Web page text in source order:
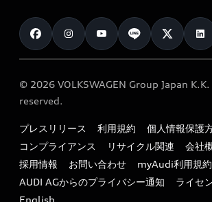
カタログ一覧
車検 / 定期点検
e-tronアフターサポート
myAudi
クオリティ
保証
メンテナンス
ファイナンス
キャンペーン / イベント
買取査定
お知らせ
オーナー様向けキャンペーン
特定整備適用車一覧
リサイクル法
よくある質問（FAQ）
© 2026 VOLKSWAGEN Group Japan
reserved.
プレスリリース 利用規約
個人情報保護
コンプライアンス
リサイクル関連
会社
採用情報
お問い合わせ
myAudi利用規約
AUDI AGからのプライバシー通知
ライセ
English